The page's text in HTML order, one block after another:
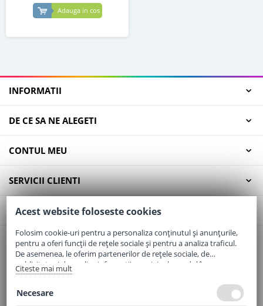
Adauga in cos
INFORMATII
DE CE SA NE ALEGETI
CONTUL MEU
SERVICII CLIENTI
CONTACT
Email:office@elaptepraf.ro
Telefon:0745-964-449
Adresa:Sos. Borsului, Nr. 20, Oradea, Jud. Bihor
Acest website foloseste cookies
Folosim cookie-uri pentru a personaliza conținutul și anunțurile,
pentru a oferi funcții de rețele sociale și pentru a analiza traficul.
De asemenea, le oferim partenerilor de rețele sociale, de
publicitate și de analize informații cu privire la modul în care
folosiți site-ul nostru. Aceștia le pot combina cu alte informații
Citeste mai mult
Necesare